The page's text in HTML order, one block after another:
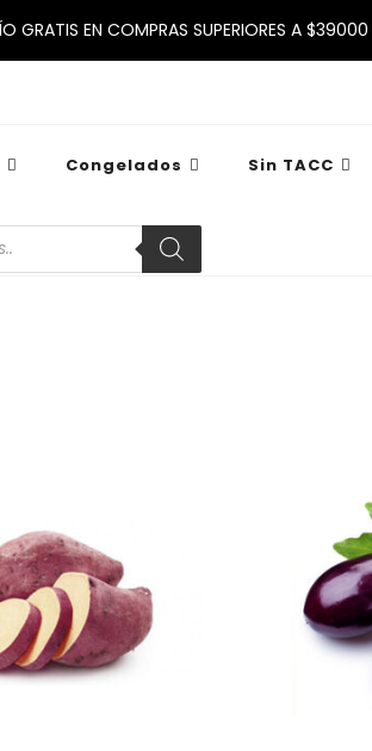
GRATIS EN COMPRAS SUPERIORES A $39000
Congelados Sin TACC